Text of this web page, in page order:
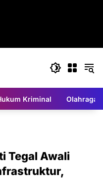
Kriminal Olahraga
Tegal Awali